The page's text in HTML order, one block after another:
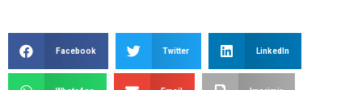
Facebook Twitter LinkedIn